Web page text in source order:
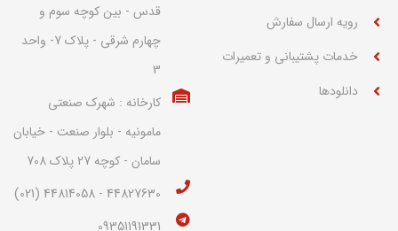
رویه ارسال سفارش
خدمات پشتیبانی و تعمیرات
دانلودها
قدس - بین کوچه سوم و
چهارم شرقی - پلاک 7- واحد
3
کارخانه : شهرک صنعتی
مامونیه - بلوار صنعت - خیابان
سامان - کوچه 27 پلاک 708
44827630 - 44814058 (021)
09351191331